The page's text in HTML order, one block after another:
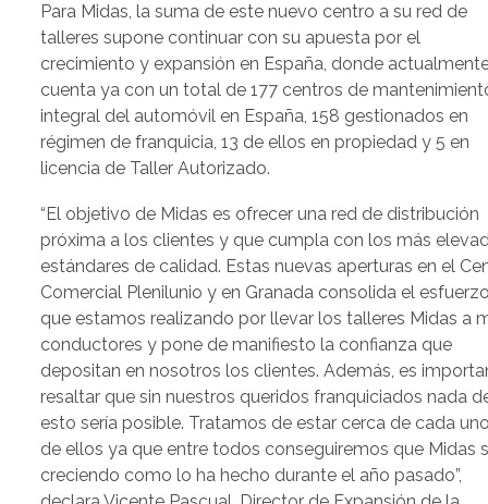
Para Midas, la suma de este nuevo centro a su red de
talleres supone continuar con su apuesta por el
crecimiento y expansión en España, donde
cuenta ya con un total de 177 centros de
integral del automóvil en España, 158 gestionados en
régimen de franquicia, 13 de ellos en propiedad y 5 en
licencia de Taller Autorizado.
“El objetivo de Midas es ofrecer una red de distribución
próxima a los clientes y que cumpla con los más
estándares de calidad. Estas nuevas aperturas en el
Comercial Plenilunio y en Granada consolida el
que estamos realizando por llevar los talleres Midas a
conductores y pone de manifiesto la confianza que
depositan en nosotros los clientes. Además, es
resaltar que sin nuestros queridos franquiciados nada
esto sería posible. Tratamos de estar cerca de cada
de ellos ya que entre todos conseguiremos que Midas
creciendo como lo ha hecho durante el año pasado”,